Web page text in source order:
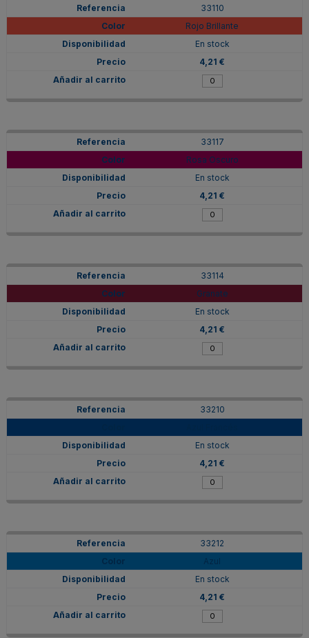
33110
Rojo Brillante
En stock
4,21 €
33117
Rosa Oscuro
En stock
4,21 €
33114
Granate
En stock
4,21 €
33210
En stock
4,21 €
33212
Azul
En stock
4,21 €